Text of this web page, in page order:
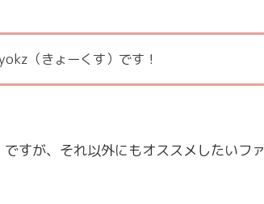
（きょーくす）です！
ですが、それ以外にもオススメしたいファ